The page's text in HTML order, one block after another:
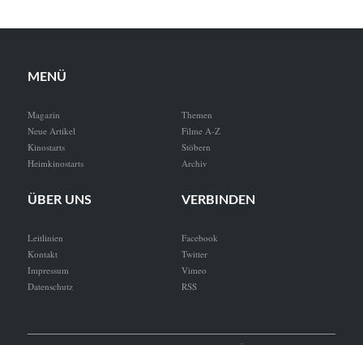
MENÜ
Magazin
Neue Artikel
Kinostarts
Heimkinostarts
Themen
Filme A-Z
Stöbern
Archiv
ÜBER UNS
Leitlinien
Kontakt
Impressum
Datenschutz
VERBINDEN
Facebook
Twitter
Vimeo
RSS